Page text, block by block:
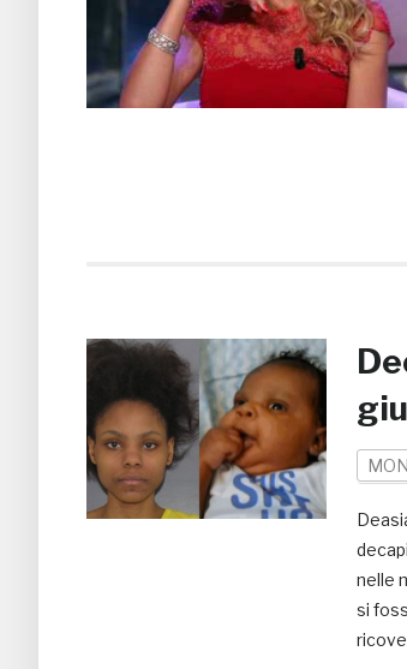
nelle
si